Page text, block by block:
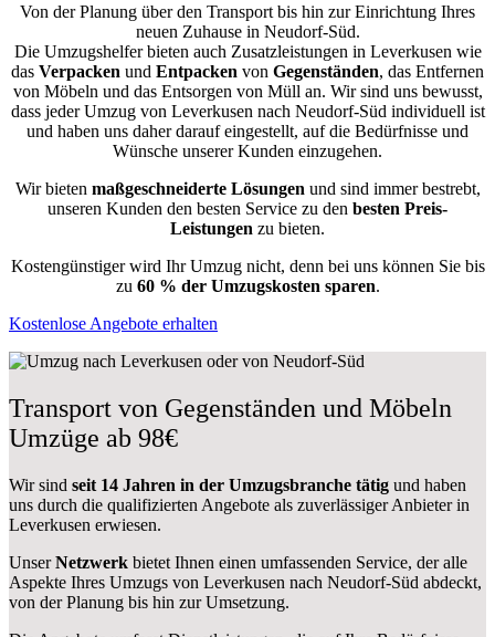
Von der Planung über den Transport bis hin zur Einrichtung Ihres
neuen Zuhause in Neudorf-Süd.
Die Umzugshelfer bieten auch Zusatzleistungen in Leverkusen wie
das Verpacken und Entpacken von Gegenständen, das Entfernen
von Möbeln und das Entsorgen von Müll an. Wir sind uns bewusst,
dass jeder Umzug von Leverkusen nach Neudorf-Süd individuell ist
und haben uns daher darauf eingestellt, auf die Bedürfnisse und
Wünsche unserer Kunden einzugehen.
Wir bieten maßgeschneiderte Lösungen und sind immer bestrebt,
unseren Kunden den besten Service zu den besten Preis-
Leistungen zu bieten.
Kostengünstiger wird Ihr Umzug nicht, denn bei uns können Sie bis
zu 60 % der Umzugskosten sparen.
Kostenlose Angebote erhalten
Transport von Gegenständen und Möbeln
Umzüge ab 98€
Wir sind seit 14 Jahren in der Umzugsbranche tätig und haben
uns durch die qualifizierten Angebote als zuverlässiger Anbieter in
Leverkusen erwiesen.
UnserNetzwerk bietet Ihnen einen umfassenden Service, der alle
Aspekte Ihres Umzugs von Leverkusen nach Neudorf-Süd abdeckt,
von der Planung bis hin zur Umsetzung.